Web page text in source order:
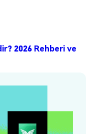
2026 Rehberi ve